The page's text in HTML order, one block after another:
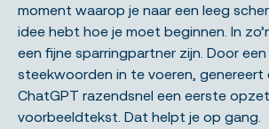
moment waarop je naar een leeg
idee hebt hoe je moet beginnen. In
een fijne sparringpartner zijn. Door
steekwoorden in te voeren, genereert
ChatGPT razendsnel een eerste
voorbeeldtekst. Dat helpt je op gang.